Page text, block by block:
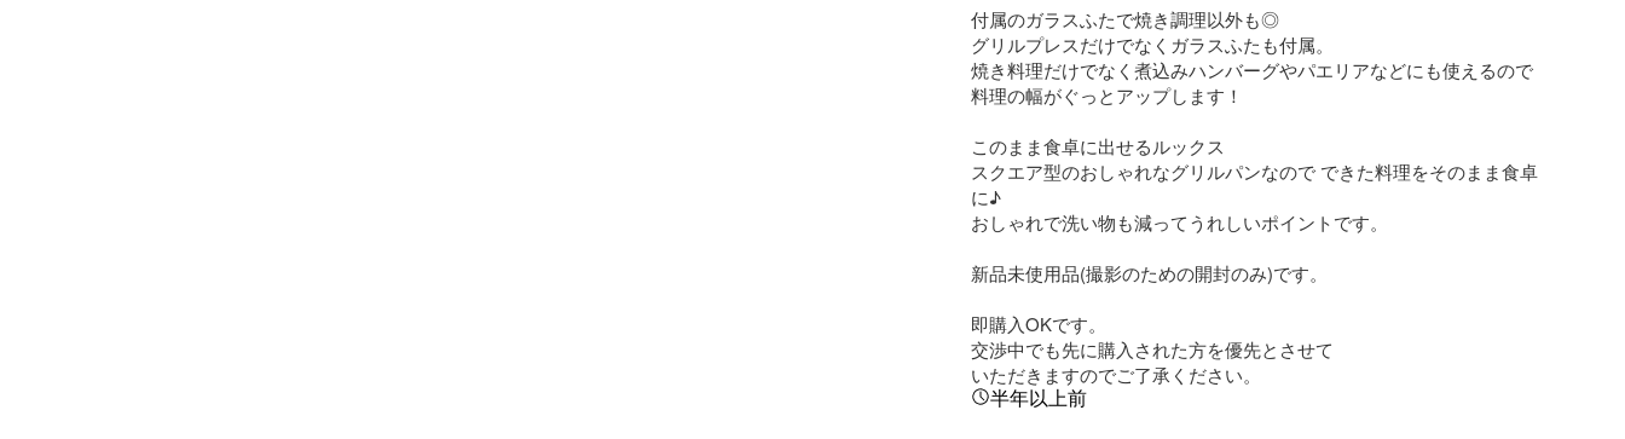
付属のガラスふたで焼き調理以外も◎
グリルプレスだけでなくガラスふたも付属。
焼き料理だけでなく煮込みハンバーグやパエリアなどにも使えるので
料理の幅がぐっとアップします！
このまま食卓に出せるルックス
スクエア型のおしゃれなグリルパンなので できた料理をそのまま食卓
に♪
おしゃれで洗い物も減ってうれしいポイントです。
新品未使用品(撮影のための開封のみ)です。
即購入OKです。
交渉中でも先に購入された方を優先とさせて
いただきますのでご了承ください。
半年以上前